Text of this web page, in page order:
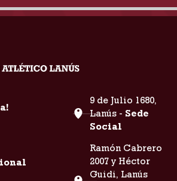
9 de Julio 1680,
Lanús - Sede
Social
Ramón Cabrero
2007 y Héctor
Guidi, Lanús